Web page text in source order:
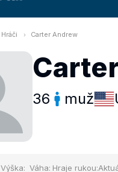
Hráči Carter Andrew
36 muž
Výška: Váha: Hraje rukou: